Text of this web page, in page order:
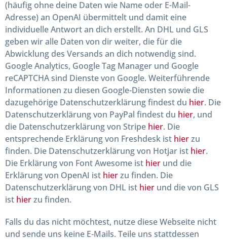
(häufig ohne deine Daten wie Name oder E-Mail-
Adresse) an OpenAI übermittelt und damit eine
individuelle Antwort an dich erstellt. An DHL und GLS
geben wir alle Daten von dir weiter, die für die
Abwicklung des Versands an dich notwendig sind.
Google Analytics, Google Tag Manager und Google
reCAPTCHA sind Dienste von Google. Weiterführende
Informationen zu diesen Google-Diensten sowie die
dazugehörige Datenschutzerklärung findest du hier. Die
Datenschutzerklärung von PayPal findest du hier, und
die Datenschutzerklärung von Stripe hier. Die
entsprechende Erklärung von Freshdesk ist hierzu
finden. Die Datenschutzerklärung von Hotjar ist hier.
Die Erklärung von Font Awesome ist hier und die
Erklärung von OpenAI ist hierzu finden. Die
Datenschutzerklärung von DHL ist hier und die von GLS
ist hierzu finden.
Falls du das nicht möchtest, nutze diese Webseite nicht
und sende uns keine E-Mails. Teile uns stattdessen